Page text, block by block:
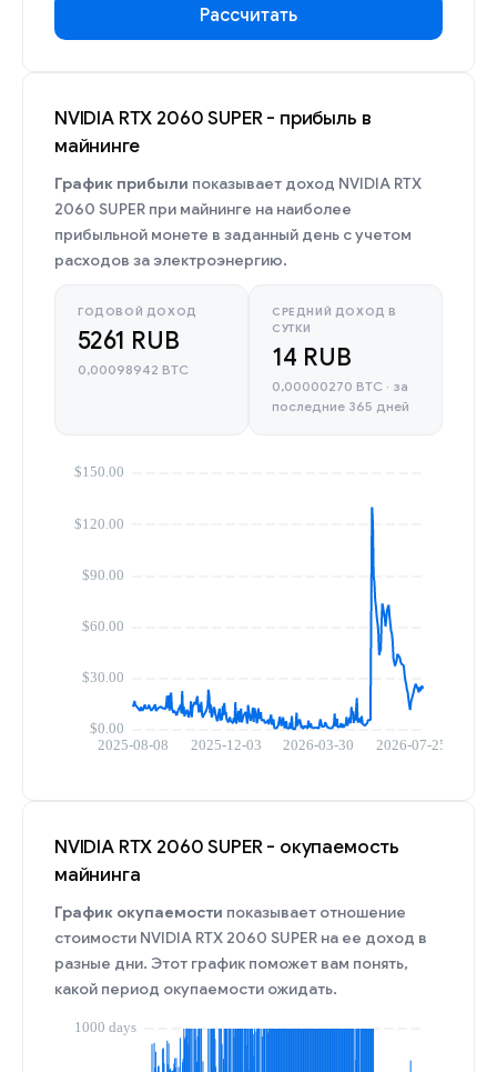
Рассчитать
NVIDIA RTX 2060 SUPER - прибыль в
майнинге
График прибыли показывает доход NVIDIA RTX
2060 SUPER при майнинге на наиболее
прибыльной монете в заданный день с учетом
расходов за электроэнергию.
ГОДОВОЙ ДОХОД
5261 RUB
0,00098942 BTC
СРЕДНИЙ ДОХОД В
СУТКИ
14 RUB
0,00000270 BTC · за
последние 365 дней
NVIDIA RTX 2060 SUPER - окупаемость
майнинга
График окупаемости показывает отношение
стоимости NVIDIA RTX 2060 SUPER на ее доход в
разные дни. Этот график поможет вам понять,
какой период окупаемости ожидать.